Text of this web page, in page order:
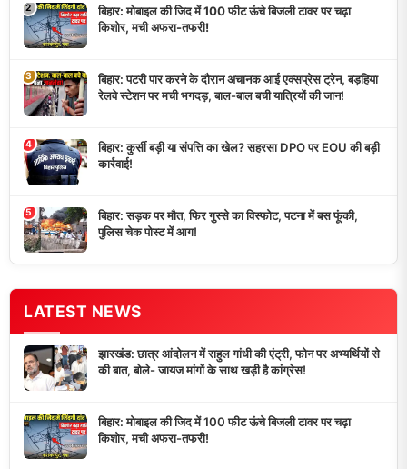
2
बिहार: मोबाइल की जिद में 100 फीट ऊंचे बिजली टावर पर चढ़ा
किशोर, मची अफरा-तफरी!
3
बिहार: पटरी पार करने के दौरान अचानक आई एक्सप्रेस ट्रेन, बड़हिया
रेलवे स्टेशन पर मची भगदड़, बाल-बाल बची यात्रियों की जान!
4
बिहार: कुर्सी बड़ी या संपत्ति का खेल? सहरसा DPO पर EOU की बड़ी
कार्रवाई!
5
बिहार: सड़क पर मौत, फिर गुस्से का विस्फोट, पटना में बस फूंकी,
पुलिस चेक पोस्ट में आग!
LATEST NEWS
झारखंड: छात्र आंदोलन में राहुल गांधी की एंट्री, फोन पर अभ्यर्थियों से
की बात, बोले- जायज मांगों के साथ खड़ी है कांग्रेस!
बिहार: मोबाइल की जिद में 100 फीट ऊंचे बिजली टावर पर चढ़ा
किशोर, मची अफरा-तफरी!